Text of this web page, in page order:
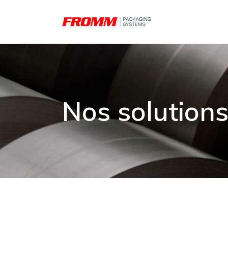
Nos solutions